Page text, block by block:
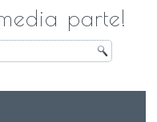
parte!